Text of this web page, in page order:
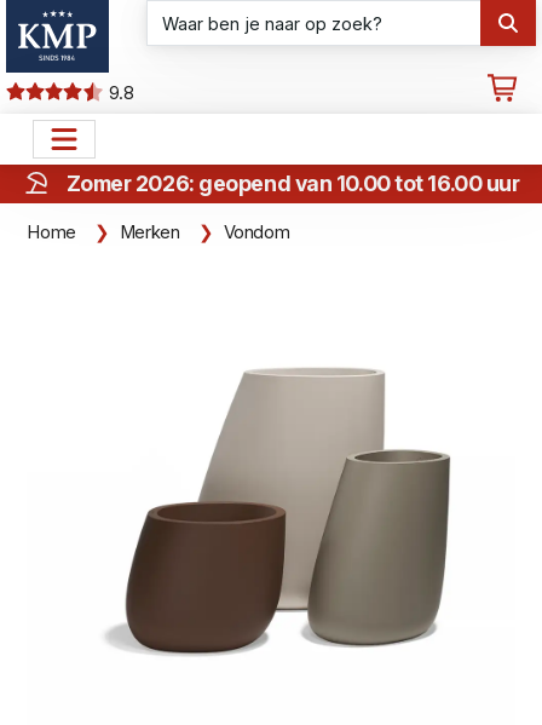
9.8
Zomer 2026: geopend van 10.00 tot 16.00 uur
Home Merken Vondom